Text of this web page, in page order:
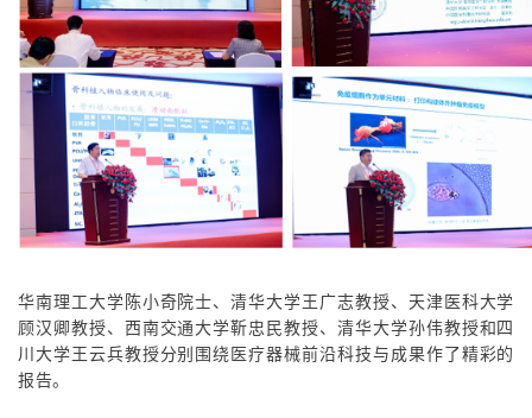
华南理工大学陈小奇院士、清华大学王广志教授、天津医科大学
顾汉卿教授、西南交通大学靳忠民教授、清华大学孙伟教授和四
川大学王云兵教授分别围绕医疗器械前沿科技与成果作了精彩的
报告。